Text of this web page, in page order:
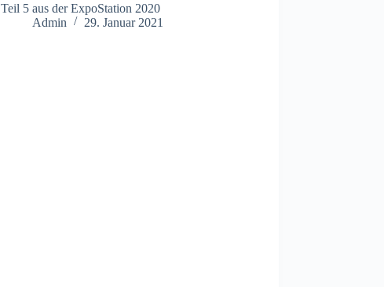
Teil 5 aus der ExpoStation 2020
Admin
29. Januar 2021